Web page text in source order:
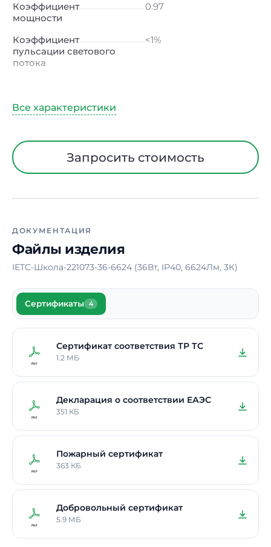
Коэффициент
мощности
0.97
Коэффициент
пульсации светового
потока
<1%
Тип кривой силы света
Климатическое
исполнение
Время работы в
аварийном режиме
Подвесной /
Длина
Ширина
588 мм
Высота / Глубина
40 мм
Гарантия
Запросить стоимость
ДОКУМЕНТАЦИЯ
Файлы изделия
IETC-Школа-221073-36-6624 (36Вт, IP40, 6624Лм, 3К)
Сертификаты 4
Сертификат соответствия ТР ТС
1.2 МБ
Декларация о соответствии ЕАЭС
351 КБ
Пожарный сертификат
363 КБ
Добровольный сертификат
5.9 МБ